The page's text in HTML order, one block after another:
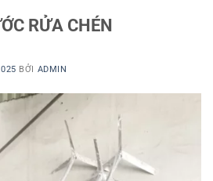
RỬA CHÉN
BỞI ADMIN